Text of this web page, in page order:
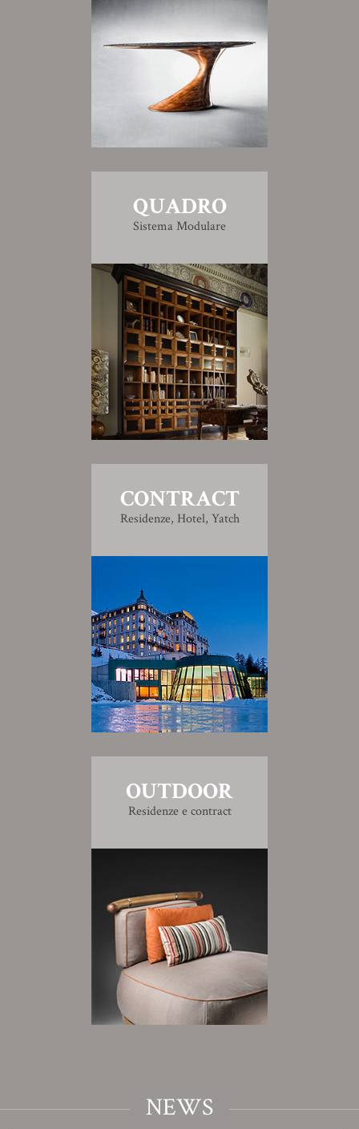
QUADRO
Sistema Modulare
CONTRACT
Residenze, Hotel, Yatch
OUTDOOR
Residenze e contract
NEWS